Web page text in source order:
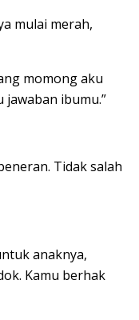
mulai merah,
momong aku
jawaban ibumu.”
Tidak salah
anaknya,
Kamu berhak